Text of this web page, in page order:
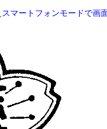
スマートフォンモードで画